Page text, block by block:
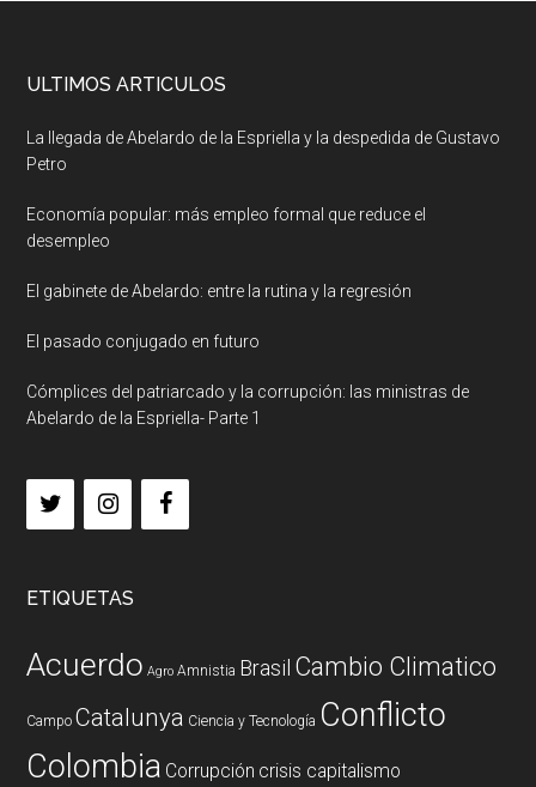
ULTIMOS ARTICULOS
La llegada de Abelardo de la Espriella y la despedida de Gustavo
Petro
Economía popular: más empleo formal que reduce el
desempleo
El gabinete de Abelardo: entre la rutina y la regresión
El pasado conjugado en futuro
Cómplices del patriarcado y la corrupción: las ministras de
Abelardo de la Espriella- Parte 1
ETIQUETAS
Acuerdo Agro Amnistia Brasil Cambio Climatico
Campo Catalunya Ciencia y Tecnología Conflicto
Colombia Corrupción crisis capitalismo